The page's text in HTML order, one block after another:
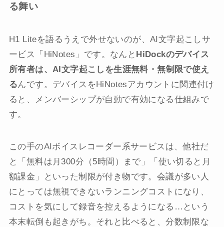
る舞い
H1 Liteを語るうえで外せないのが、AI文字起こしサ
ービス「HiNotes」です。なんと HiDockのデバイス
所有者は、AI文字起こしを生涯無料・無制限で使え
るんです。デバイスをHiNotesアカウントに関連付け
ると、メンバーシップが自動で有効になる仕組みで
す。
この手のAIボイスレコーダー系サービスは、他社だ
と「無料は月300分（5時間）まで」「使い切ると月
額課金」といった制限が付き物です。会議が多い人
にとっては無視できないランニングコストになり、
コストを気にして録音を控えるようになる…という
本末転倒も起きがち。それと比べると、分数制限な